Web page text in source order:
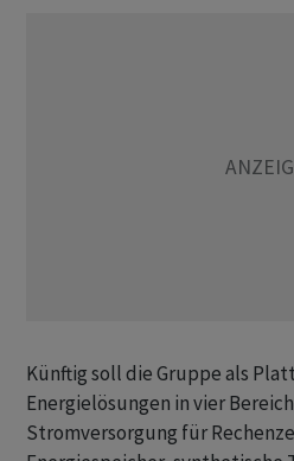
Künftig soll die Gruppe als
Energielösungen in vier
Stromversorgung für